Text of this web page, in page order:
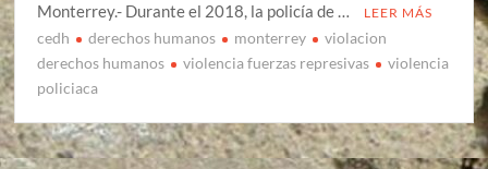
Monterrey.- Durante el 2018, la policía de …
LEER MÁS
cedh derechos humanos monterrey
violacion
derechos humanos
violencia fuerzas represivas
violencia
policiaca